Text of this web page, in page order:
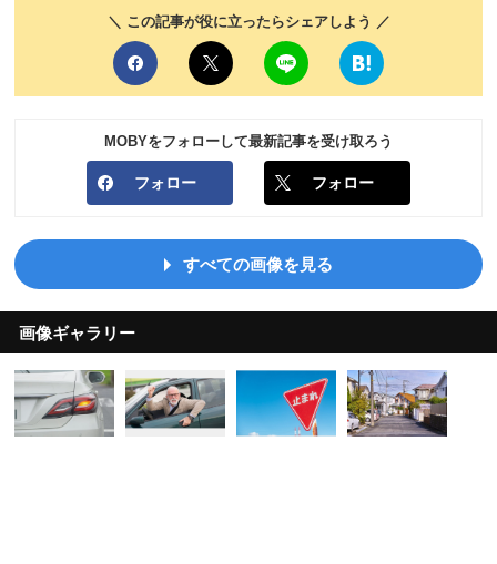
＼ この記事が役に立ったらシェアしよう ／
MOBYをフォローして最新記事を受け取ろう
フォロー フォロー
すべての画像を見る
画像ギャラリー